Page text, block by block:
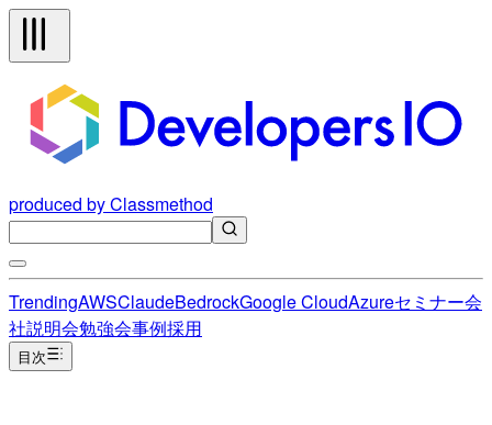
produced by Classmethod
TrendingAWSClaudeBedrockGoogle CloudAzureセミナー会
社説明会勉強会事例採用
目次